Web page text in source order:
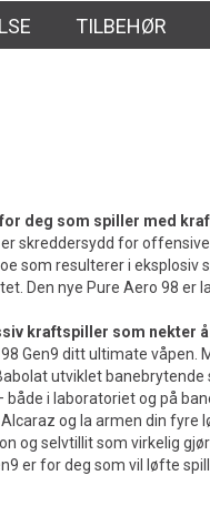
TILBEHØR
for deg som spiller med
skreddersydd for
som resulterer i eksplosiv
Den nye Pure Aero 98
kraftspiller som nekter
98 Gen9 ditt ultimate
utviklet
både i laboratoriet og på
og la armen din
og selvtillit som virkelig gjør
er for deg som vil løfte